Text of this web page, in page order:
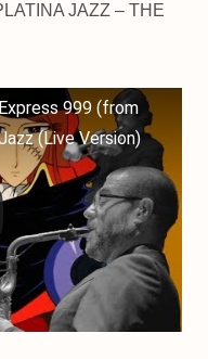
JAZZ – THE
999 (from
(Live Version)